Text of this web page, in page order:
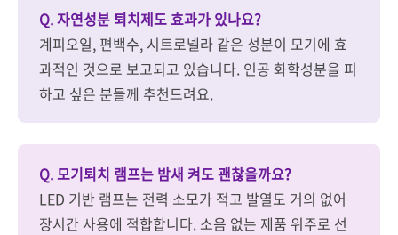
Q. 자연성분 퇴치제도 효과가 있나요?
계피오일, 편백수, 시트로넬라 같은 성분이 모기에 효
과적인 것으로 보고되고 있습니다. 인공 화학성분을 피
하고 싶은 분들께 추천드려요.
Q. 모기퇴치 램프는 밤새 켜도 괜찮을까요?
LED 기반 램프는 전력 소모가 적고 발열도 거의 없어
장시간 사용에 적합합니다. 소음 없는 제품 위주로 선